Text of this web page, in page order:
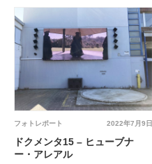
2022年7月9日
フォトレポート
ドクメンタ15 – ヒューブナ
ー・アレアル